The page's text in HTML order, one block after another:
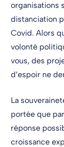
organisations
distanciation
Covid. Alors
volonté
vous, des
d’espoir ne
La
portée que
réponse
croissance